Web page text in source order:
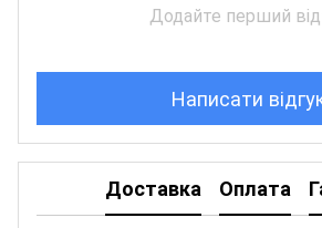
Додайте перший
Написати
Доставка Оплата